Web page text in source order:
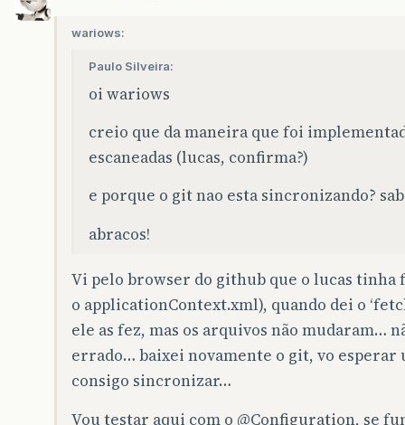
wariows:
Paulo Silveira:
oi wariows
creio que da maneira que foi
escaneadas (lucas, confirma?)
e porque o git nao esta sincronizando?
abracos!
Vi pelo browser do github que o lucas tinha
o applicationContext.xml), quando dei o
ele as fez, mas os arquivos não mudaram…
errado… baixei novamente o git, vo esperar
consigo sincronizar…
Vou testar aqui com o @Configuration, se